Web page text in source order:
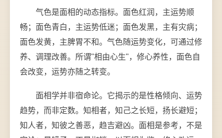
气色是面相的动态指标。面色红润，主运势顺
畅；面色青白，主运势低迷；面色发黑，主有灾病；
面色发黄，主脾胃不和。气色随运势变化，可通过修
养、调理改善。所谓"相由心生"，修心养性，面色自
会改变，运势亦随之转变。
面相学并非宿命论。它揭示的是性格倾向、运势
趋势，而非定数。知相者，知己之长短，扬长避短；
知人者，知彼之善恶，趋吉避凶。面相是参考，不是